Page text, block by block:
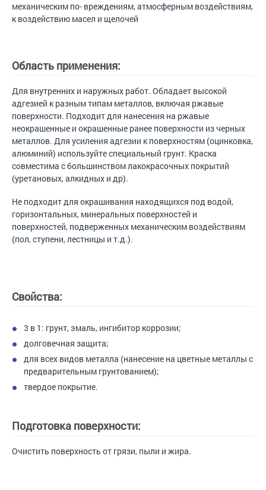
механическим по- вреждениям, атмосферным воздействиям,
к воздействию масел и щелочей
Область применения:
Для внутренних и наружных работ. Обладает высокой
адгезией к разным типам металлов, включая ржавые
поверхности. Подходит для нанесения на ржавые
неокрашенные и окрашенные ранее поверхности из черных
металлов. Для усиления адгезии к поверхностям (оцинковка,
алюминий) используйте специальный грунт. Краска
совместима с большинством лакокрасочных покрытий
(уретановых, алкидных и др).
Не подходит для окрашивания находящихся под водой,
горизонтальных, минеральных поверхностей и
поверхностей, подверженных механическим воздействиям
(пол, ступени, лестницы и т.д.).
Свойства:
3 в 1: грунт, эмаль, ингибитор коррозии;
долговечная защита;
для всех видов металла (нанесение на цветные металлы с
предварительным грунтованием);
твердое покрытие.
Подготовка поверхности:
Очистить поверхность от грязи, пыли и жира.